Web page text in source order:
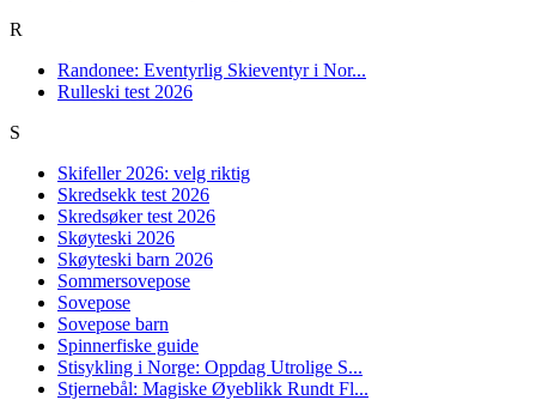
R
Randonee: Eventyrlig Skieventyr i Nor...
Rulleski test 2026
S
Skifeller 2026: velg riktig
Skredsekk test 2026
Skredsøker test 2026
Skøyteski 2026
Skøyteski barn 2026
Sommersovepose
Sovepose
Sovepose barn
Spinnerfiske guide
Stisykling i Norge: Oppdag Utrolige S...
Stjernebål: Magiske Øyeblikk Rundt Fl...